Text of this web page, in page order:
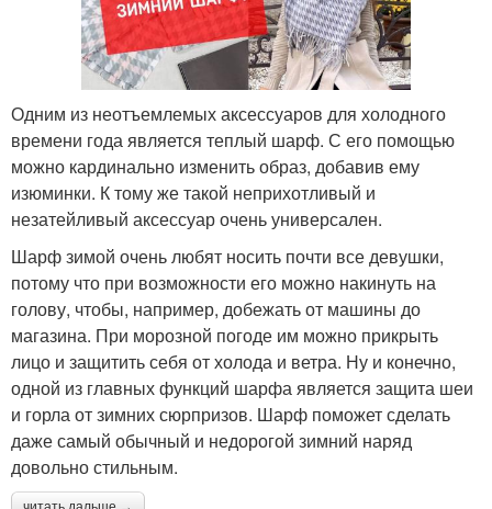
Одним из неотъемлемых аксессуаров для холодного
времени года является теплый шарф. С его помощью
можно кардинально изменить образ, добавив ему
изюминки. К тому же такой неприхотливый и
незатейливый аксессуар очень универсален.
Шарф зимой очень любят носить почти все девушки,
потому что при возможности его можно накинуть на
голову, чтобы, например, добежать от машины до
магазина. При морозной погоде им можно прикрыть
лицо и защитить себя от холода и ветра. Ну и конечно,
одной из главных функций шарфа является защита шеи
и горла от зимних сюрпризов. Шарф поможет сделать
даже самый обычный и недорогой зимний наряд
довольно стильным.